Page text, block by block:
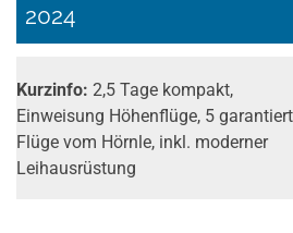
2024
Kurzinfo: 2,5 Tage kompakt,
Einweisung Höhenflüge, 5
Flüge vom Hörnle, inkl. moderner
Leih­ausrüstung